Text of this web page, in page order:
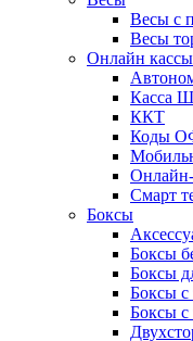
Весы с
Весы
Онлайн кассы
Касса
ККТ
Коды
Онлайн-
Смарт
Боксы
Боксы
Боксы
Боксы с
Боксы с